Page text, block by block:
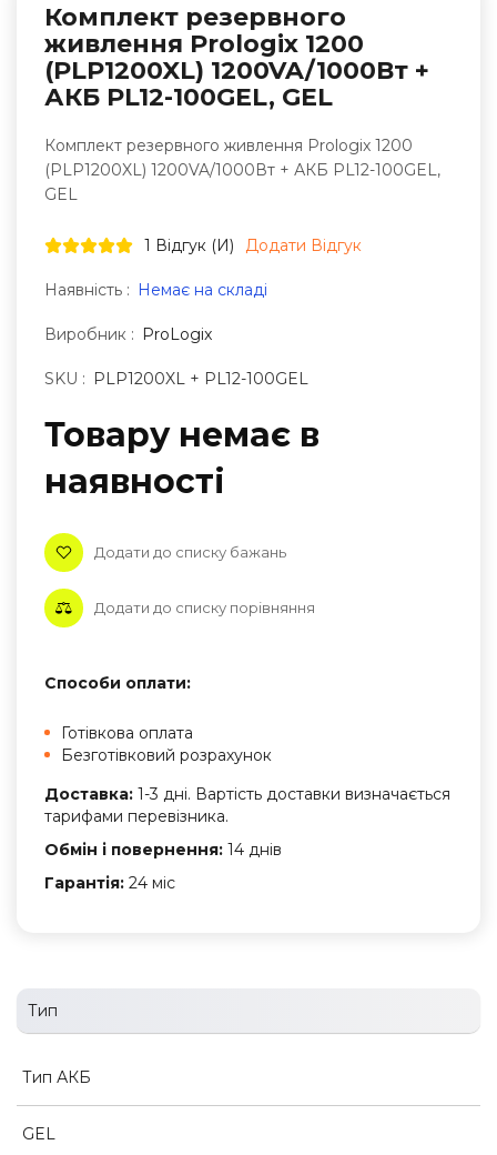
Комплект резервного
живлення Prologix 1200
(PLP1200XL) 1200VA/1000Вт +
АКБ PL12-100GEL, GEL
Комплект резервного живлення Prologix 1200
(PLP1200XL) 1200VA/1000Вт + АКБ PL12-100GEL,
GEL
1 Відгук (и) Додати Відгук
Наявність : Немає на складі
Виробник : ProLogix
SKU : PLP1200XL + PL12-100GEL
Товару немає в
наявностi
Додати до списку бажань
Додати до списку порівняння
Способи оплати:
Готівкова оплата
Безготівковий розрахунок
Доставка: 1-3 дні. Вартість доставки визначається
тарифами перевізника.
Обмін і повернення: 14 днів
Гарантія: 24 міс
Тип
Тип АКБ
GEL